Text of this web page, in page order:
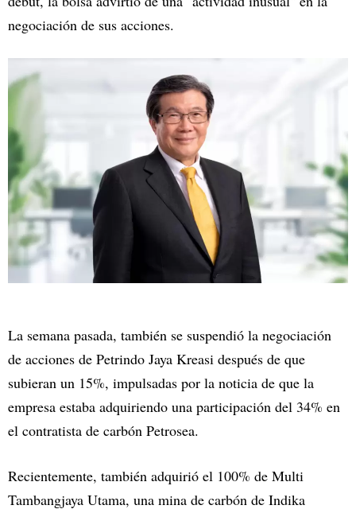
negociación de sus acciones.
La semana pasada, también se suspendió la negociación
de acciones de Petrindo Jaya Kreasi después de que
subieran un 15%, impulsadas por la noticia de que la
empresa estaba adquiriendo una participación del 34% en
el contratista de carbón Petrosea.
Recientemente, también adquirió el 100% de Multi
Tambangjaya Utama, una mina de carbón de Indika